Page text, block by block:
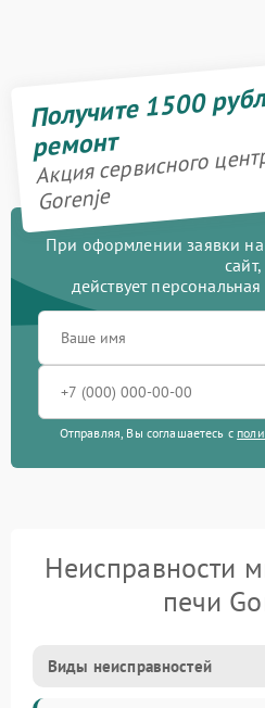
Получите 1500
ремонт
Акция сервисного
Gorenje
При оформлении заявки
сайт,
действует
Отправляя, Вы соглашаетесь с
Неисправности
печи
Виды неисправностей